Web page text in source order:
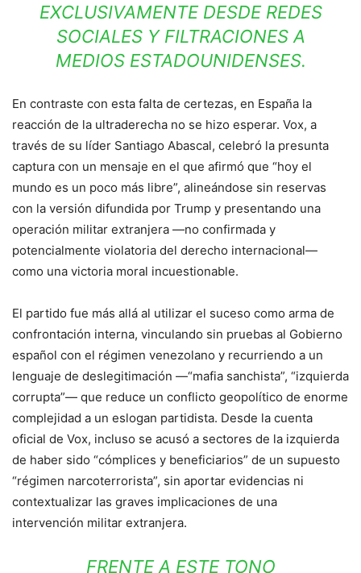
EXCLUSIVAMENTE DESDE REDES
SOCIALES Y FILTRACIONES A
MEDIOS ESTADOUNIDENSES.
En contraste con esta falta de certezas, en España la
reacción de la ultraderecha no se hizo esperar. Vox, a
través de su líder Santiago Abascal, celebró la presunta
captura con un mensaje en el que afirmó que “hoy el
mundo es un poco más libre”, alineándose sin reservas
con la versión difundida por Trump y presentando una
operación militar extranjera —no confirmada y
potencialmente violatoria del derecho internacional—
como una victoria moral incuestionable.
El partido fue más allá al utilizar el suceso como arma de
confrontación interna, vinculando sin pruebas al Gobierno
español con el régimen venezolano y recurriendo a un
lenguaje de deslegitimación —“mafia sanchista”, “izquierda
corrupta”— que reduce un conflicto geopolítico de enorme
complejidad a un eslogan partidista. Desde la cuenta
oficial de Vox, incluso se acusó a sectores de la izquierda
de haber sido “cómplices y beneficiarios” de un supuesto
“régimen narcoterrorista”, sin aportar evidencias ni
contextualizar las graves implicaciones de una
intervención militar extranjera.
FRENTE A ESTE TONO